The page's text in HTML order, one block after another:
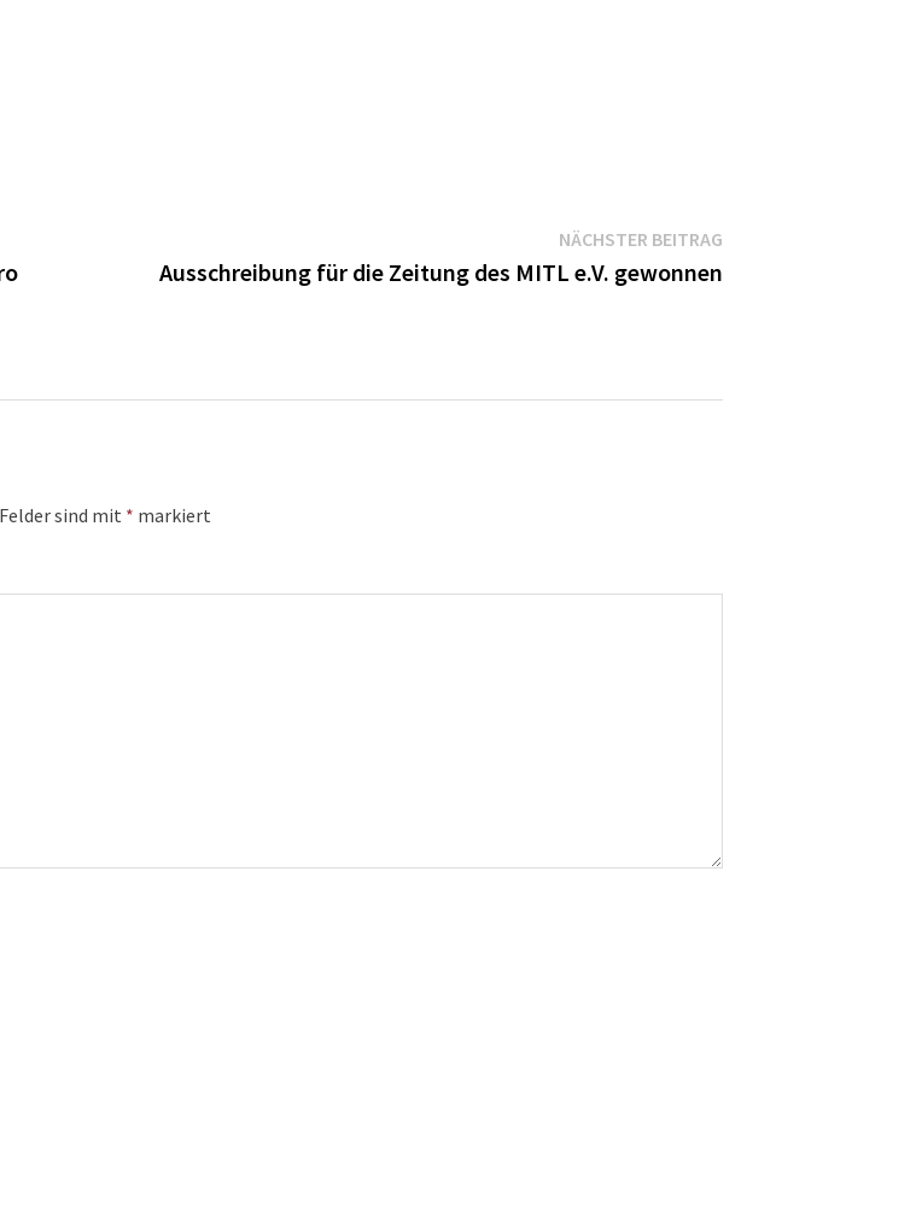
NÄCHSTER BEITRAGNächster
Beitrag:
Ausschreibung für die Zeitung des MITL e.V. gewonnen
sind mit * markiert